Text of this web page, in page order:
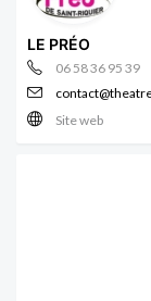
LE PRÉO
06 58 36 95 39
Site web